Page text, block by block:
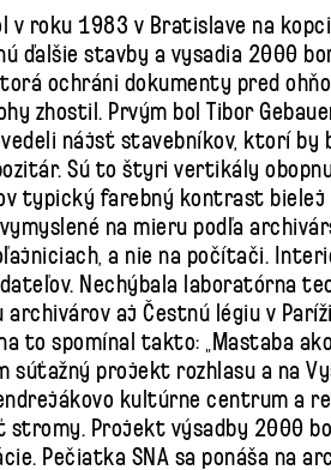
v roku 1983 v Bratislave na
ďalšie stavby a vysadia 2000
ochráni dokumenty pred
zhostil. Prvým bol Tibor
nájsť stavebníkov, ktorí by
Sú to štyri vertikály
typický farebný kontrast bielej
na mieru podľa
a nie na počítači.
Nechýbala laboratórna
aj Čestnú légiu v
to spomínal takto: „Mastaba
súťažný projekt rozhlasu a na
kultúrne centrum a
Projekt výsadby 2000
Pečiatka SNA sa ponáša na